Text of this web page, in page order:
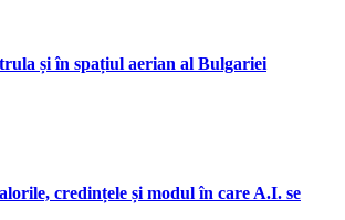
și în spațiul aerian al Bulgariei
credințele și modul în care A.I. se